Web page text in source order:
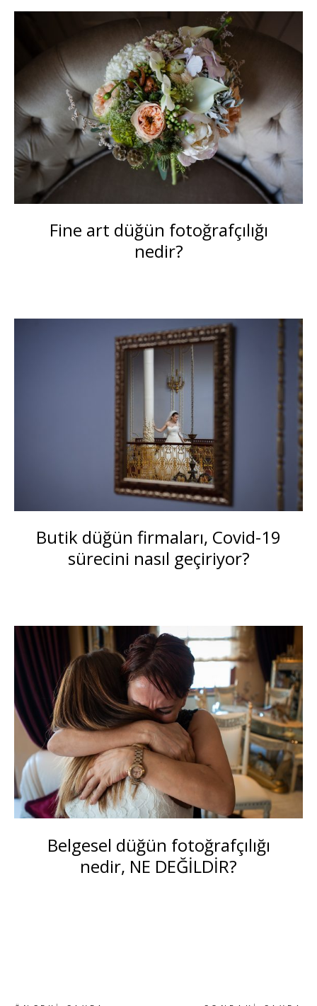
Fine art düğün fotoğrafçılığı
nedir?
Butik düğün firmaları, Covid-19
sürecini nasıl geçiriyor?
Belgesel düğün fotoğrafçılığı
nedir, NE DEĞİLDİR?